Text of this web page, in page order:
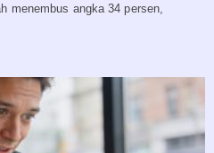
menembus angka 34 persen,